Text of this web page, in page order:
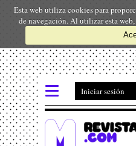
Esta web utiliza cookies para
de navegación. Al utilizar esta web,
Iniciar sesión